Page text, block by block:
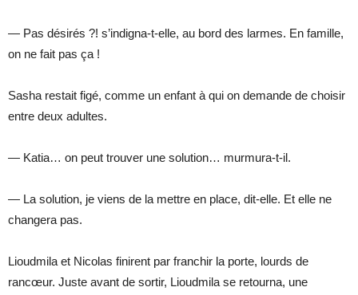
— Pas désirés ?! s’indigna-t-elle, au bord des larmes. En famille,
on ne fait pas ça !
Sasha restait figé, comme un enfant à qui on demande de choisir
entre deux adultes.
— Katia… on peut trouver une solution… murmura-t-il.
— La solution, je viens de la mettre en place, dit-elle. Et elle ne
changera pas.
Lioudmila et Nicolas finirent par franchir la porte, lourds de
rancœur. Juste avant de sortir, Lioudmila se retourna, une